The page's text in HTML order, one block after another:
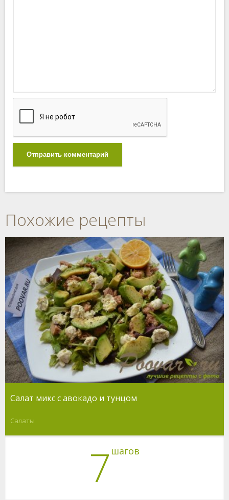
Отправить комментарий
Похожие рецепты
Салат микс с авокадо и тунцом
Салаты
7 шагов